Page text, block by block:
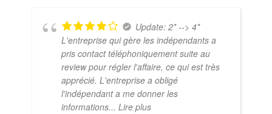
Update: 2* --> 4*
L'entreprise qui gère les indépendants a
pris contact téléphoniquement suite au
review pour régler l'affaire, ce qui est très
apprécié. L'entreprise a obligé
l'indépendant a me donner les
informations... Lire plus